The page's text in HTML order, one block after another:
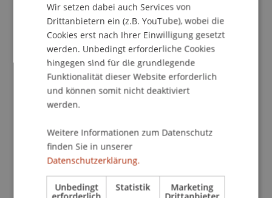
Publikationsart
Präsentation auf wissenschaftlicher Konferenz
Mitarbeitende
Beteiligte Einrichtungen
Liechtenstein School of Architecture
Wir setzen dabei auch Services von
Drittanbietern ein (z.B. YouTube), wobei die
Cookies erst nach Ihrer Einwilligung gesetzt
werden. Unbedingt erforderliche Cookies
hingegen sind für die grundlegende
Funktionalität dieser Website erforderlich
und können somit nicht deaktiviert
werden.
Weitere Informationen zum Datenschutz
finden Sie in unserer
Datenschutzerklärung.
Unbedingt Statistik Marketing